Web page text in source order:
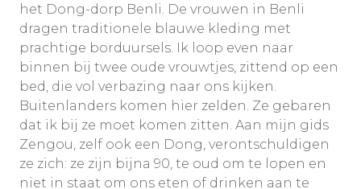
het Dong-dorp Benli. De vrouwen in Benli
dragen traditionele blauwe kleding met
prachtige borduursels. Ik loop even naar
binnen bij twee oude vrouwtjes, zittend op een
bed, die vol verbazing naar ons kijken.
Buitenlanders komen hier zelden. Ze gebaren
dat ik bij ze moet komen zitten. Aan mijn gids
Zengou, zelf ook een Dong, verontschuldigen
ze zich: ze zijn bijna 90, te oud om te lopen en
niet in staat om ons eten of drinken aan te